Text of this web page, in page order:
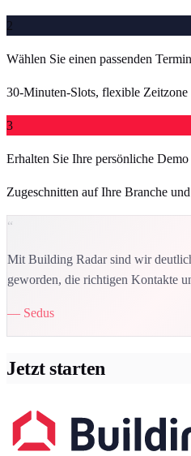
2
Wählen Sie einen passenden Termin
30-Minuten-Slots, flexible Zeitzone
3
Erhalten Sie Ihre persönliche Demo
Zugeschnitten auf Ihre Branche
“
Mit Building Radar sind wir
geworden, die richtigen Kontakte
— Sedus
Jetzt starten